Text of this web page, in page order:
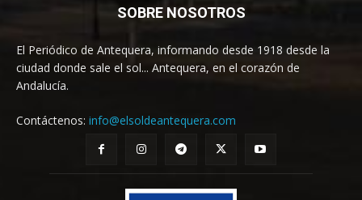
SOBRE NOSOTROS
El Periódico de Antequera, informando desde 1918 desde la
ciudad donde sale el sol... Antequera, en el corazón de
Andalucía.
Contáctenos: info@elsoldeantequera.com